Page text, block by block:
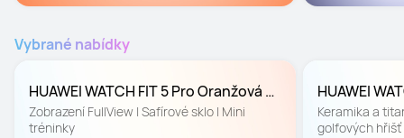
Vybrané nabídky
HUAWEI WATCH FIT 5 Pro Oranžová
Barevná edice
Zobrazení FullView | Safírové sklo | Mini
tréninky
HUAWEI
Vánoční
Keramika a
golfových hřišť